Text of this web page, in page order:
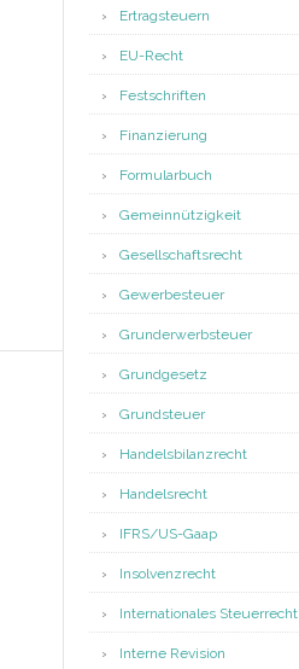
Ertragsteuern
EU-Recht
Festschriften
Finanzierung
Formularbuch
Gemeinnützigkeit
Gesellschaftsrecht
Gewerbesteuer
Grunderwerbsteuer
Grundgesetz
Grundsteuer
Handelsbilanzrecht
Handelsrecht
IFRS/US-Gaap
Insolvenzrecht
Internationales Steuerrecht
Interne Revision